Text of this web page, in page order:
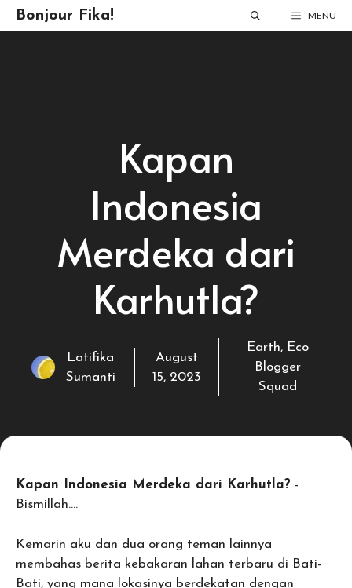
Skip
to
Bonjour Fika! MENU
Kapan
Indonesia
Merdeka dari
Karhutla?
Latifika
Sumanti
August
15, 2023
Earth, Eco
Blogger
Squad
Kapan Indonesia Merdeka dari Karhutla? -
Bismillah….
Kemarin aku dan dua orang teman lainnya
membahas berita kebakaran lahan terbaru di Bati-
Bati, yang mana lokasinya berdekatan dengan